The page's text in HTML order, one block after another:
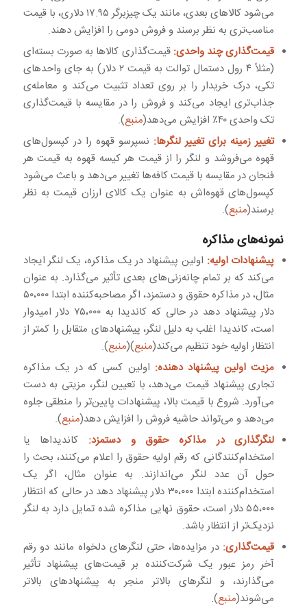
می‌شود کالاهای بعدی، مانند یک چیزبرگر ۱۷.۹۵ دلاری، با قیمت
مناسب‌تری به نظر برسند و فروش دومی را افزایش دهند.
قیمت‌گذاری چند واحدی: قیمت‌گذاری کالاها به صورت بسته‌ای
(مثلاً ۴ رول دستمال توالت به قیمت ۲ دلار) به جای واحدهای
تکی، درک خریدار را بر روی تعداد تثبیت می‌کند و معامله‌ی
جذاب‌تری ایجاد می‌کند و فروش را در مقایسه با قیمت‌گذاری
تک واحدی ۴۰٪ افزایش می‌دهد(
منبع).
تغییر زمینه برای تغییر لنگرها: نسپرسو قهوه را در کپسول‌های
قهوه می‌فروشد و لنگر را از قیمت هر کیسه قهوه به قیمت هر
فنجان در مقایسه با قیمت کافه‌ها تغییر می‌دهد و باعث می‌شود
کپسول‌های قهوه‌اش به عنوان یک کالای ارزان قیمت به نظر
برسند(منبع).
نمونه‌های مذاکره
پیشنهادات اولیه: اولین پیشنهاد در یک مذاکره، یک لنگر ایجاد
می‌کند که بر تمام چانه‌زنی‌های بعدی تأثیر می‌گذارد. به عنوان
مثال، در مذاکره حقوق و دستمزد، اگر مصاحبه‌کننده ابتدا ۵۰،۰۰۰
دلار پیشنهاد دهد در حالی که کاندیدا به ۷۵،۰۰۰ دلار امیدوار
است، کاندیدا اغلب به دلیل لنگر، پیشنهادهای متقابل را کمتر از
انتظار اولیه خود تنظیم می‌کند(منبع)(منبع).
مزیت اولین پیشنهاد دهنده: اولین کسی که در یک مذاکره
تجاری پیشنهاد قیمت می‌دهد، با تعیین لنگر، مزیتی به دست
می‌آورد. شروع با قیمت بالا، پیشنهادات پایین‌تر را منطقی جلوه
می‌دهد و می‌تواند حاشیه فروش را افزایش دهد(منبع).
لنگرگذاری در مذاکره حقوق و دستمزد: کاندیداها یا
استخدام‌کنندگانی که رقم اولیه حقوق را اعلام می‌کنند، بحث را
حول آن عدد لنگر می‌اندازند. به عنوان مثال، اگر یک
استخدام‌کننده ابتدا ۳۰،۰۰۰ دلار پیشنهاد دهد در حالی که انتظار
۵۵،۰۰۰ دلار است، حقوق نهایی مذاکره شده تمایل دارد به لنگر
نزدیک‌تر از انتظار باشد.
قیمت‌گذاری: در مزایده‌ها، حتی لنگرهای دلخواه مانند دو رقم
آخر رمز عبور یک شرکت‌کننده بر قیمت‌های پیشنهاد تأثیر
می‌گذارند، و لنگرهای بالاتر منجر به پیشنهادهای بالاتر
می‌شوند(منبع).